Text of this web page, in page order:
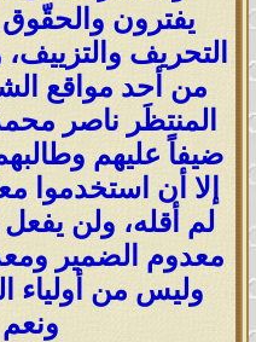
يفترون
التحريف
من أحد مواقع
المنتظَر ناصر
ضيفاً عليهم
إلا أن استخدموا
لم أقله، ولن
معدوم الضمير
وليس من أولياء